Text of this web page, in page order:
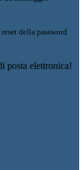
della password
posta elettronica!